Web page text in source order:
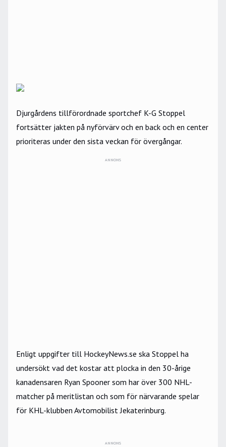
Djurgårdens tillförordnade sportchef K-G Stoppel
fortsätter jakten på nyförvärv och en back och en center
prioriteras under den sista veckan för övergångar.
ANNONS
Enligt uppgifter till HockeyNews.se ska Stoppel ha
undersökt vad det kostar att plocka in den 30-årige
kanadensaren Ryan Spooner som har över 300 NHL-
matcher på meritlistan och som för närvarande spelar
för KHL-klubben Avtomobilist Jekaterinburg.
ANNONS